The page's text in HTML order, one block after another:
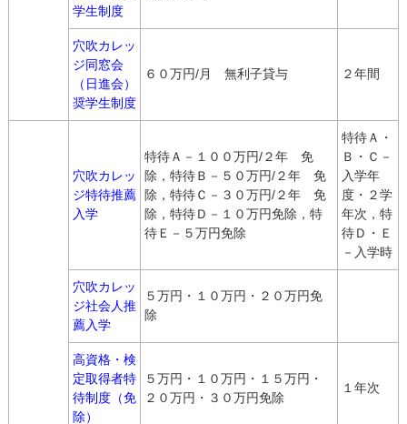
学生制度
穴吹カレッ
ジ同窓会
（日進会）
奨学生制度
６０万円/月 無利子貸与 ２年間
穴吹カレッ
ジ特待推薦
入学
特待Ａ－１００万円/２年 免
除，特待Ｂ－５０万円/２年 免
除，特待Ｃ－３０万円/２年 免
除，特待Ｄ－１０万円免除，特
待Ｅ－５万円免除
特待Ａ・
Ｂ・Ｃ－
入学年
度・２学
年次，特
待Ｄ・Ｅ
－入学時
穴吹カレッ
ジ社会人推
薦入学
５万円・１０万円・２０万円免
除
高資格・検
定取得者特
待制度（免
除）
５万円・１０万円・１５万円・
２０万円・３０万円免除
１年次